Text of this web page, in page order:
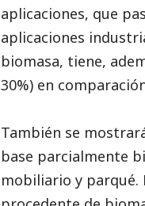
aplicaciones, que
aplicaciones
biomasa, tiene,
30%) en
También se
base parcialmente
mobiliario y parqué.